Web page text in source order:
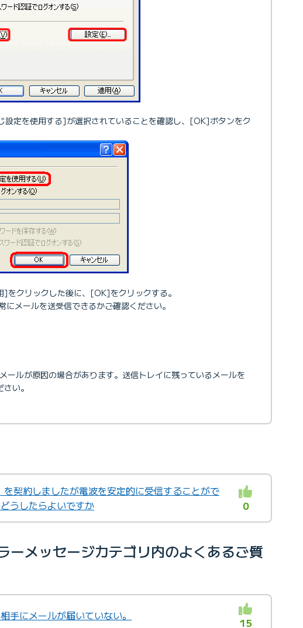
設定を使用する]が選択されていることを確認し、[OK]ボタンをク
をクリックした後に、[OK]をクリックする。
にメールを送受信できるかご確認ください。
ールが原因の場合があります。送信トレイに残っているメールを
い。
を契約しましたが電波を安定的に受信することがで
うしたらよいですか
0
ーメッセージカテゴリ内のよくあるご質
手にメールが届いていない。
15